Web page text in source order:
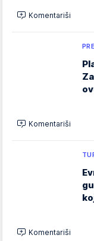
Komentariši
Komentariši
Komentariši